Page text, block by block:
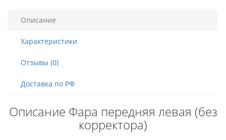
Описание
Характеристики
Отзывы (0)
Доставка по РФ
Описание Фара передняя левая (без
корректора)